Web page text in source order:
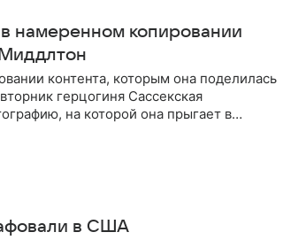
намеренном копировании
контента, которым она поделилась
герцогиня Сассекская
на которой она прыгает в
в США